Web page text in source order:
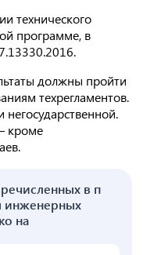
технического
программе, в
должны пройти
техрегламентов.
кроме
в п
инженерных
на